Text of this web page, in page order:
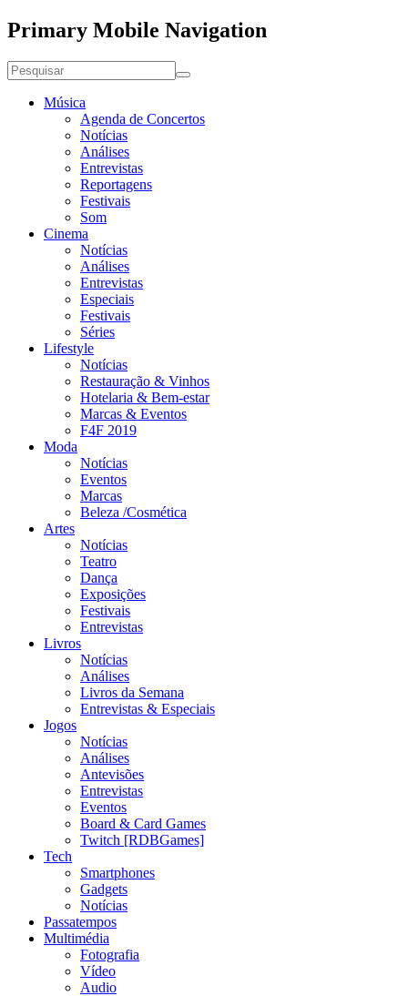
Primary Mobile Navigation
Música
Agenda de Concertos
Notícias
Análises
Entrevistas
Reportagens
Festivais
Som
Cinema
Notícias
Análises
Entrevistas
Especiais
Festivais
Séries
Lifestyle
Notícias
Restauração & Vinhos
Hotelaria & Bem-estar
Marcas & Eventos
F4F 2019
Moda
Notícias
Eventos
Marcas
Beleza /Cosmética
Artes
Notícias
Teatro
Dança
Exposições
Festivais
Entrevistas
Livros
Notícias
Análises
Livros da Semana
Entrevistas & Especiais
Jogos
Notícias
Análises
Antevisões
Entrevistas
Eventos
Board & Card Games
Twitch [RDBGames]
Tech
Smartphones
Gadgets
Notícias
Passatempos
Multimédia
Fotografia
Vídeo
Audio